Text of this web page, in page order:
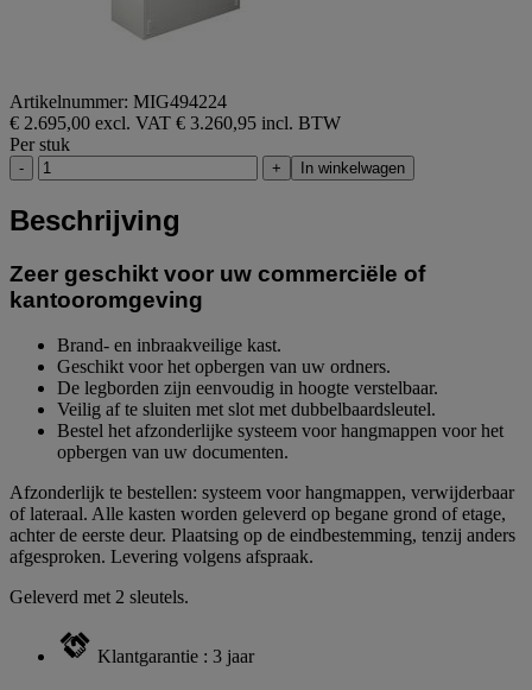
Artikelnummer: MIG494224
€ 2.695,00 excl. VAT € 3.260,95 incl. BTW
Per stuk
- + In winkelwagen
Beschrijving
Zeer geschikt voor uw commerciële of
kantooromgeving
Brand- en inbraakveilige kast.
Geschikt voor het opbergen van uw ordners.
De legborden zijn eenvoudig in hoogte verstelbaar.
Veilig af te sluiten met slot met dubbelbaardsleutel.
Bestel het afzonderlijke systeem voor hangmappen voor het
opbergen van uw documenten.
Afzonderlijk te bestellen: systeem voor hangmappen, verwijderbaar
of lateraal. Alle kasten worden geleverd op begane grond of etage,
achter de eerste deur. Plaatsing op de eindbestemming, tenzij anders
afgesproken. Levering volgens afspraak.
Geleverd met 2 sleutels.
Klantgarantie : 3 jaar